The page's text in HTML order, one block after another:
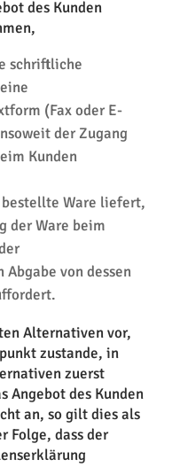
des Kunden
schriftliche
(Fax oder E-
der Zugang
Kunden
Ware liefert,
der Ware beim
Abgabe von dessen
Alternativen vor,
zustande, in
zuerst
des Kunden
an, so gilt dies als
Folge, dass der